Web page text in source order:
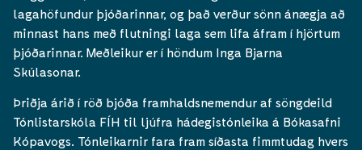
lagahöfundur þjóðarinnar, og það verður sönn ánægja að
minnast hans með flutningi laga sem lifa áfram í hjörtum
þjóðarinnar. Meðleikur er í höndum Inga Bjarna
Skúlasonar.
Þriðja árið í röð bjóða framhaldsnemendur af söngdeild
Tónlistarskóla FÍH til ljúfra hádegistónleika á Bókasafni
Kópavogs. Tónleikarnir fara fram síðasta fimmtudag hvers